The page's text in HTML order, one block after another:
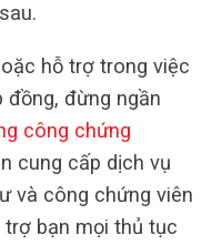
hỗ trợ trong việc
đừng ngần
công chứng
cung cấp dịch vụ
và công chứng viên
trợ bạn mọi thủ tục